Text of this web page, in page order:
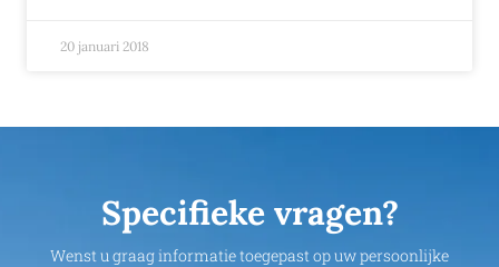
20 januari 2018
Specifieke vragen?
Wenst u graag informatie toegepast op uw persoonlijke